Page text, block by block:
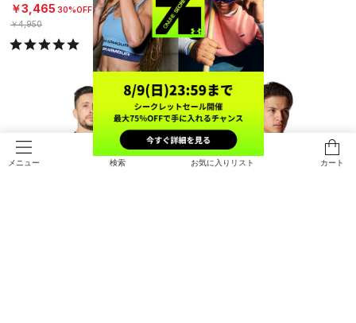
メニュー 検索 お気に入りリスト カート
￥3,465 30%OFF
￥4,950
￥3,410